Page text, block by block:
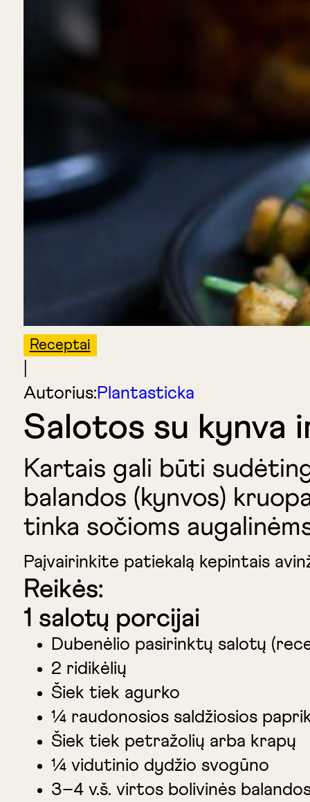
Receptai
Autorius:Plantasticka
Salotos su kynva
Kartais gali būti
balandos (kynvos)
tinka sočioms
Paįvairinkite patiekalą kepintais
Reikės:
1 salotų porcijai
Dubenėlio pasirinktų salotų
2 ridikėlių
Šiek tiek agurko
¼ raudonosios saldžiosios
Šiek tiek petražolių arba krapų
¼ vidutinio dydžio svogūno
3–4 v.š. virtos bolivinės